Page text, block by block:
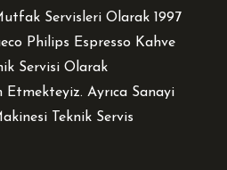
Servisleri Olarak 1997
Philips Espresso Kahve
Servisi Olarak
Ayrıca Sanayi
Teknik Servis